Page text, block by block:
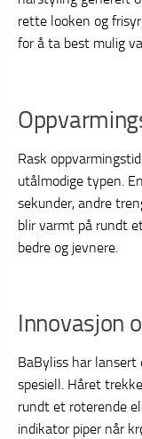
rette looken og
for å ta best mulig
Rask
utålmodige typen.
sekunder, andre
blir varmt på rundt
bedre og jevnere.
Innovasjon
BaByliss har
spesiell. Håret
rundt et roterende
indikator piper når